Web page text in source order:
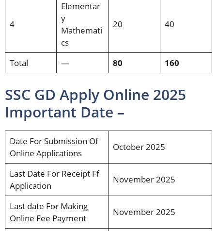
4
Elementar
y
Mathemati
cs
20 40
Total — 80 160
SSC GD Apply Online 2025
Important Date –
Date For Submission Of
Online Applications
October 2025
Last Date For Receipt Ff
Application
November 2025
Last date For Making
Online Fee Payment
November 2025